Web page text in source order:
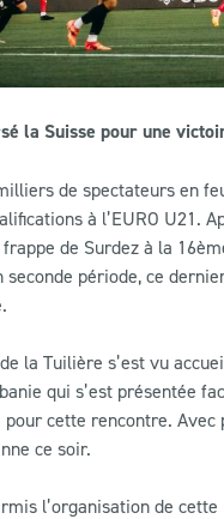
la Suisse pour une
de spectateurs en
à l’EURO U21.
de Surdez à la
période, ce
la Tuilière s’est vu
qui s’est présentée
cette rencontre. Avec
ce soir.
l’organisation de